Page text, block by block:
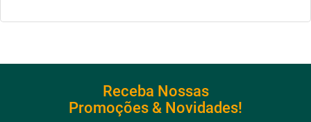
Receba Nossas
Promoções & Novidades!